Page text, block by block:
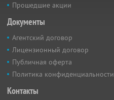
Прошедшие акции
Документы
Агентский договор
Лицензионный договор
Публичная оферта
Политика конфиденциальности
Контакты